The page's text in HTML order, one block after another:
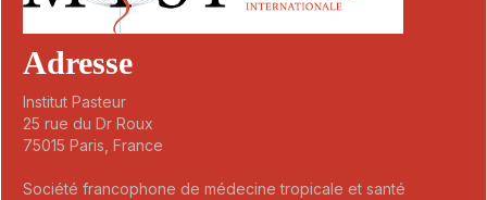
Adresse
Institut Pasteur
25 rue du Dr Roux
75015 Paris, France
Société francophone de médecine tropicale et santé